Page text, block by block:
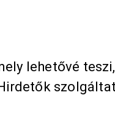
lehetővé